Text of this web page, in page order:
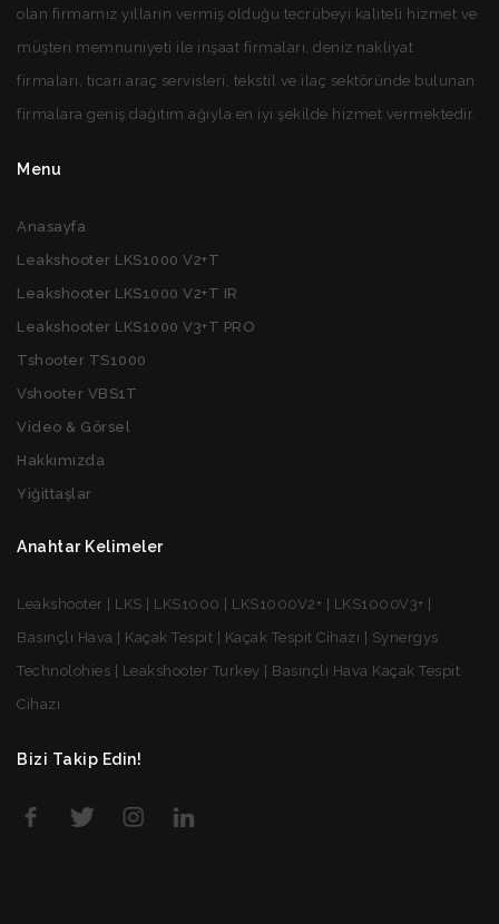
olan firmamız yılların vermiş olduğu tecrübeyi kaliteli hizmet ve
müşteri memnuniyeti ile inşaat firmaları, deniz nakliyat
firmaları, ticari araç servisleri, tekstil ve ilaç sektöründe bulunan
firmalara geniş dağıtım ağıyla en iyi şekilde hizmet vermektedir.
Menu
Anasayfa
Leakshooter LKS1000 V2+T
Leakshooter LKS1000 V2+T IR
Leakshooter LKS1000 V3+T PRO
Tshooter TS1000
Vshooter VBS1T
Video & Görsel
Hakkımızda
Yiğittaşlar
Anahtar Kelimeler
Leakshooter | LKS | LKS1000 | LKS1000V2+ | LKS1000V3+ |
Basınçlı Hava | Kaçak Tespit | Kaçak Tespit Cihazı | Synergys
Technolohies | Leakshooter Turkey | Basınçlı Hava Kaçak Tespit
Cihazı
Bizi Takip Edin!